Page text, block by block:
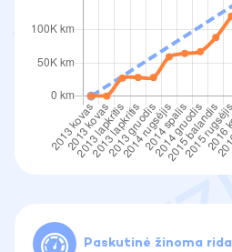
Paskutinė žinoma rida